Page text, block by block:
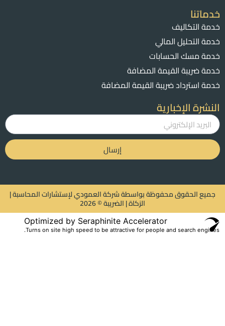
خدماتنا
خدمة التكاليف
خدمة التحليل المالي
خدمة مسك الحسابات
خدمة ضريبة القيمة المضافة
خدمة استرداد ضريبة القيمة المضافة
النشرة الإخبارية
إرسال
جميع الحقوق محفوظة بواسطة شركة العمودي لإستشارات المحاسبة |
الزكاة | الضريبة © 2026
Optimized by Seraphinite Accelerator
Turns on site high speed to be attractive for people and search engines.